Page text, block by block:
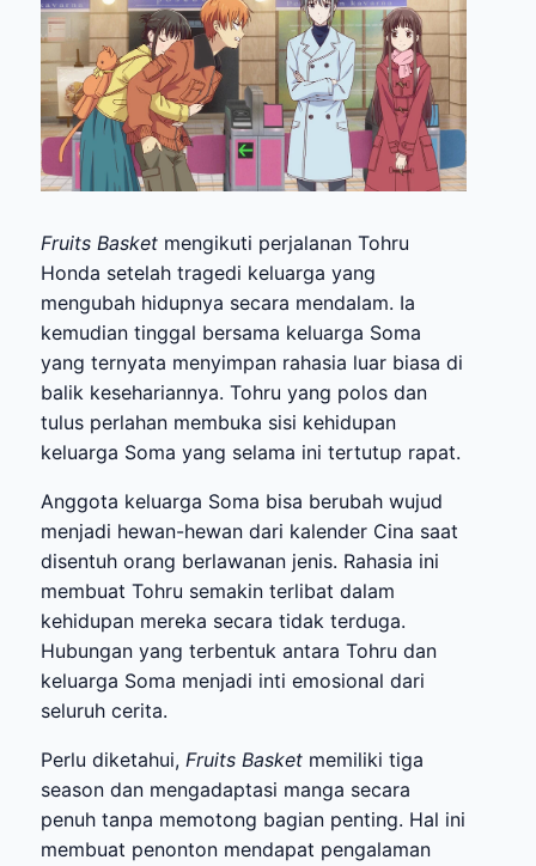
Fruits Basket mengikuti perjalanan Tohru
Honda setelah tragedi keluarga yang
mengubah hidupnya secara mendalam. Ia
kemudian tinggal bersama keluarga Soma
yang ternyata menyimpan rahasia luar biasa di
balik kesehariannya. Tohru yang polos dan
tulus perlahan membuka sisi kehidupan
keluarga Soma yang selama ini tertutup rapat.
Anggota keluarga Soma bisa berubah wujud
menjadi hewan-hewan dari kalender Cina saat
disentuh orang berlawanan jenis. Rahasia ini
membuat Tohru semakin terlibat dalam
kehidupan mereka secara tidak terduga.
Hubungan yang terbentuk antara Tohru dan
keluarga Soma menjadi inti emosional dari
seluruh cerita.
Perlu diketahui, Fruits Basket memiliki tiga
season dan mengadaptasi manga secara
penuh tanpa memotong bagian penting. Hal ini
membuat penonton mendapat pengalaman